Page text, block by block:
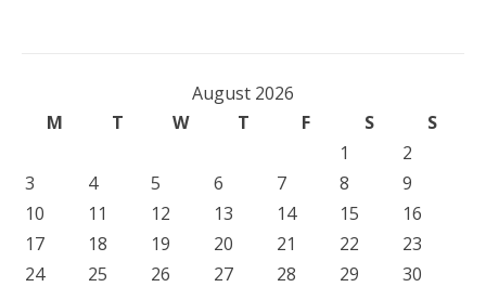
August 2026
M
T W T F S
S
1
2
3
4 5 6 7 8
9
10
11 12 13 14 15
16
17
18 19 20 21 22
23
24
25 26 27 28 29
30